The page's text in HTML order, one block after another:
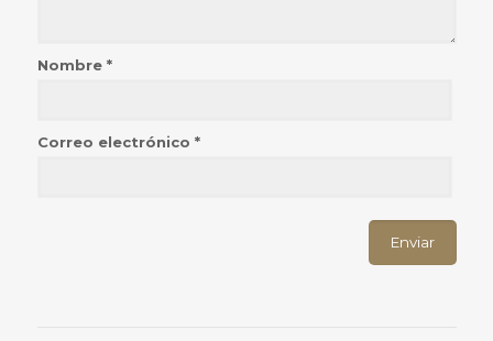
Nombre *
Correo electrónico *